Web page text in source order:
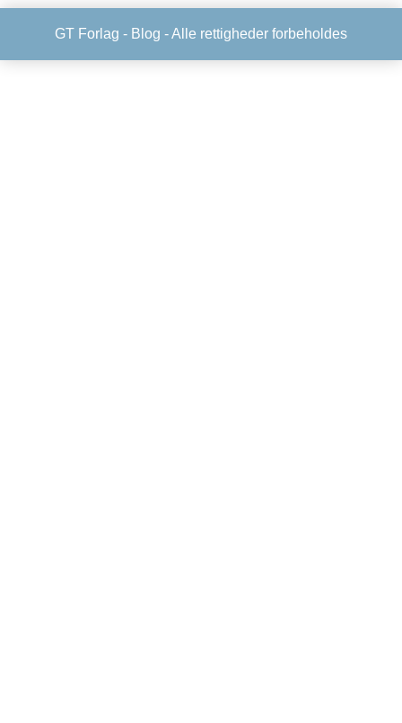
GT Forlag - Blog - Alle rettigheder forbeholdes